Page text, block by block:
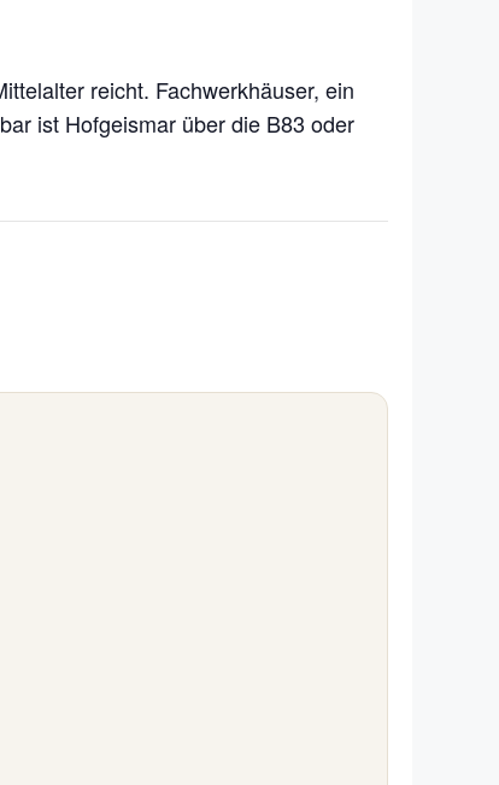
reicht. Fachwerkhäuser, ein
ist Hofgeismar über die B83 oder